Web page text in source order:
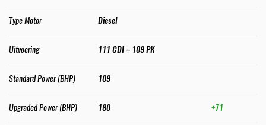
Type Motor Diesel
Uitvoering 111 CDI – 109 PK
Standard Power (BHP) 109
Upgraded Power (BHP) 180 +71